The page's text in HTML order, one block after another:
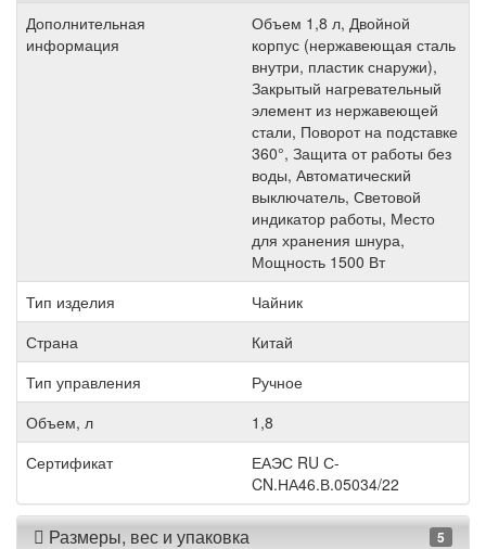
Дополнительная
информация
Объем 1,8 л, Двойной
корпус (нержавеющая сталь
внутри, пластик снаружи),
Закрытый нагревательный
элемент из нержавеющей
стали, Поворот на подставке
360°, Защита от работы без
воды, Автоматический
выключатель, Световой
индикатор работы, Место
для хранения шнура,
Мощность 1500 Вт
Тип изделия
Чайник
Страна
Китай
Тип управления
Ручное
Объем, л
1,8
Сертификат
ЕАЭС RU С-
CN.НА46.В.05034/22
Размеры, вес и упаковка 5